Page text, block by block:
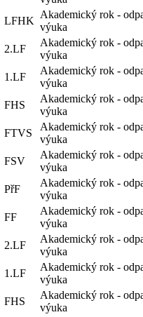
LFHK
Akademický rok -
výuka
2.LF
Akademický rok -
výuka
1.LF
Akademický rok -
výuka
FHS
Akademický rok -
výuka
FTVS
Akademický rok -
výuka
FSV
Akademický rok -
výuka
PřF
Akademický rok -
výuka
FF
Akademický rok -
výuka
2.LF
Akademický rok -
výuka
1.LF
Akademický rok -
výuka
FHS
Akademický rok -
výuka